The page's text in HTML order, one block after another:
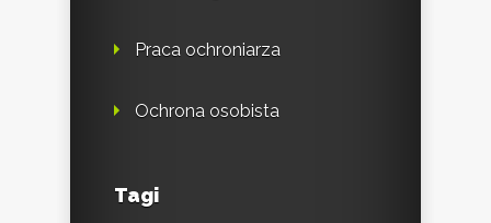
Praca ochroniarza
Ochrona osobista
Tagi